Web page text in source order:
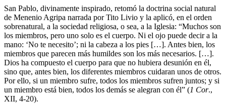
San Pablo, divinamente inspirado, retomó la doctrina social natural
de Menenio Agripa narrada por Tito Livio y la aplicó, en el orden
sobrenatural, a la sociedad religiosa, o sea, a la Iglesia: “Muchos son
los miembros, pero uno solo es el cuerpo. Ni el ojo puede decir a la
mano: ‘No te necesito’; ni la cabeza a los pies […]. Antes bien, los
miembros que parecen más humildes son los más necesarios. […].
Dios ha compuesto el cuerpo para que no hubiera desunión en él,
sino que, antes bien, los diferentes miembros cuidaran unos de otros.
Por ello, si un miembro sufre, todos los miembros sufren juntos; y si
un miembro está bien, todos los demás se alegran con él” (1 Cor.,
XII, 4-20).